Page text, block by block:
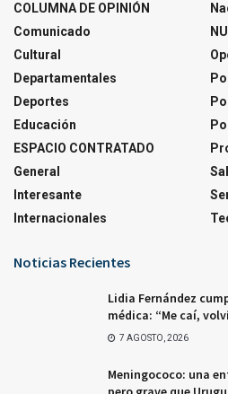
COLUMNA DE OPINIÓN
Comunicado
Cultural
Departamentales
Deportes
Educación
ESPACIO CONTRATADO
General
Interesante
Internacionales
Noticias Recientes
Lidia Fernández
médica: “Me caí,
7 AGOSTO, 2026
Meningococo: una